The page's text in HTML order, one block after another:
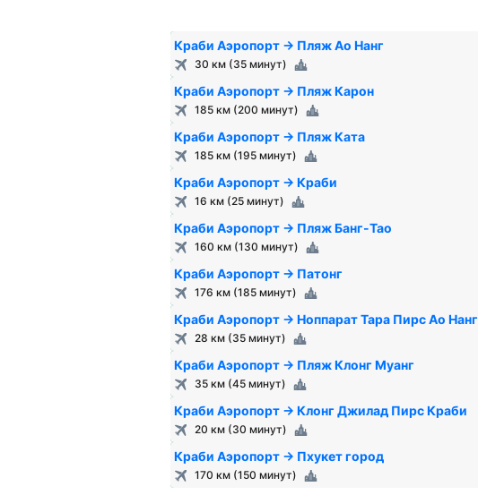
Краби Аэропорт → Пляж Ао Нанг
30 км (35 минут)
Краби Аэропорт → Пляж Карон
185 км (200 минут)
Краби Аэропорт → Пляж Ката
185 км (195 минут)
Краби Аэропорт → Краби
16 км (25 минут)
Краби Аэропорт → Пляж Банг-Тао
160 км (130 минут)
Краби Аэропорт → Патонг
176 км (185 минут)
Краби Аэропорт → Ноппарат Тара Пирс Ао Hанг
28 км (35 минут)
Краби Аэропорт → Пляж Клонг Муанг
35 км (45 минут)
Краби Аэропорт → Клонг Джилад Пирс Краби
20 км (30 минут)
Краби Аэропорт → Пхукет город
170 км (150 минут)